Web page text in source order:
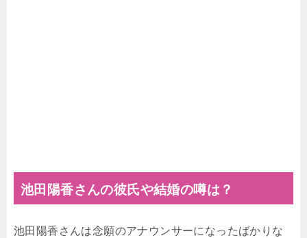
池田陽香さんの彼氏や結婚の噂は？
池田陽香さんは念願のアナウンサーになったばかりな